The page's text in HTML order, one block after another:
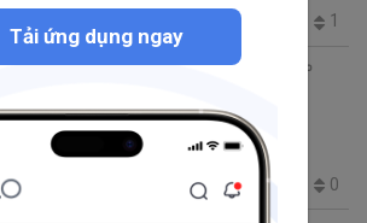
1
thg 4 28, 2025 4:50 SA 12 phút đọc
0 0
Tải ứng dụng ngay